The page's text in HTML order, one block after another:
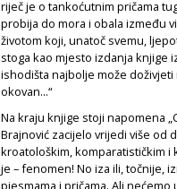
riječ je o tankoćutnim pričama
probija do mora i obala između
životom koji, unatoč svemu,
stoga kao mjesto izdanja knjige
ishodišta najbolje može
okovan...“
Na kraju knjige stoji napomena
Brajnović zacijelo vrijedi više od
kroatološkim, komparatističkim i
je – fenomen! No iza ili, točnije,
pjesmama i pričama. Ali